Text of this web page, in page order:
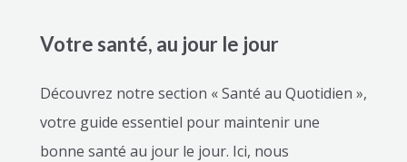
Votre santé, au jour le jour
Découvrez notre section « Santé au Quotidien »,
votre guide essentiel pour maintenir une
bonne santé au jour le jour. Ici, nous